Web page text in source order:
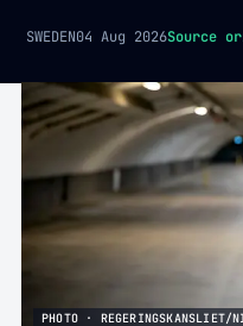
SWEDEN04 Aug 2026Source
PHOTO · REGERINGSKANSLIET/